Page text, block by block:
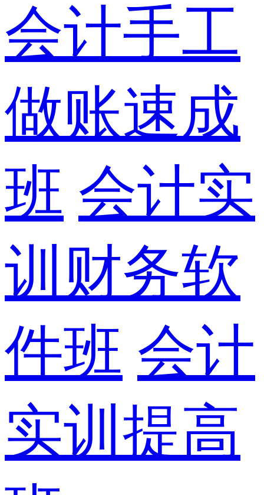
会计手工
做账速成
班 会计实
训财务软
件班 会计
实训提高